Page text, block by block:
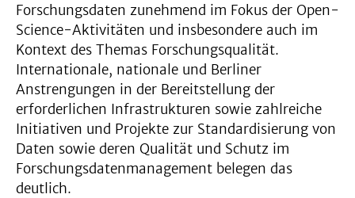
Forschungsdaten zunehmend im Fokus der Open-
Science-Aktivitäten und insbesondere auch im
Kontext des Themas Forschungsqualität.
Internationale, nationale und Berliner
Anstrengungen in der Bereitstellung der
erforderlichen Infrastrukturen sowie zahlreiche
Initiativen und Projekte zur Standardisierung von
Daten sowie deren Qualität und Schutz im
Forschungsdatenmanagement belegen das
deutlich.